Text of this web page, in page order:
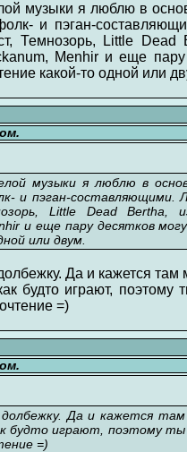
музыки я люблю в
и пэган-
Темнозорь, Little
Menhir и еще
какой-то одной или
музыки я люблю в
и пэган-составляющими.
Little Dead Bertha,
и еще пару десятков
или двум.
Да и кажется
будто играют,
=)
Да и кажется
будто играют, поэтому
=)